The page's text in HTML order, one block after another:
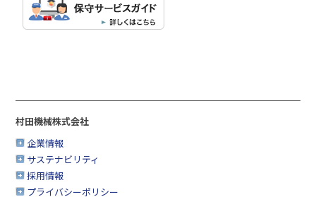
村田機械株式会社
企業情報
サステナビリティ
採用情報
プライバシーポリシー